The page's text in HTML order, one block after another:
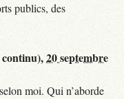
publics, des
continu),20 septembre
moi. Qui n’aborde